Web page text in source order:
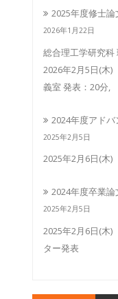
2025年度修士論
2026年1月22日
総合理工学研究科
2026年2月5日(
義室 発表：20分,
2024年度アド
2025年2月5日
2025年2月6日(木
2024年度卒業論
2025年2月5日
2025年2月6日(木
ター発表